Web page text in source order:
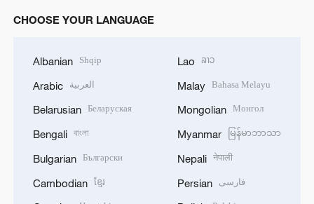
CHOOSE YOUR LANGUAGE
Albanian Shqip
Arabic العربية
Belarusian Беларуская
Bengali বাংলা
Bulgarian Български
Cambodian ខ្មែរ
Lao ລາວ
Malay Bahasa Melayu
Mongolian Монгол
Myanmar မြန်မာဘာသာ
Nepali नेपाली
Persian فارسی